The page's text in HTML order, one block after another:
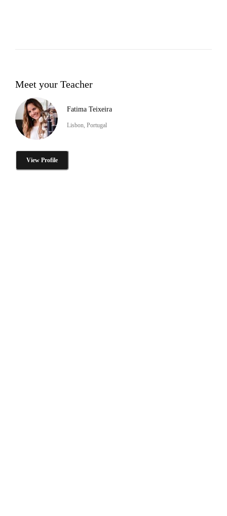
Meet your Teacher
Fatima Teixeira
Lisbon, Portugal
View Profile